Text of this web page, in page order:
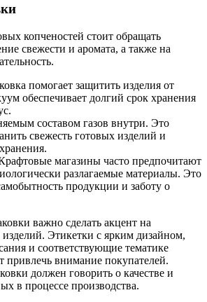
копченостей стоит обращать
свежести и аромата, а также на
помогает защитить изделия от
обеспечивает долгий срок хранения
составом газов внутри. Это
свежесть готовых изделий и
магазины часто предпочитают
разлагаемые материалы. Это
продукции и заботу о
важно сделать акцент на
Этикетки с ярким дизайном,
и соответствующие тематике
привлечь внимание покупателей.
должен говорить о качестве и
в процессе производства.